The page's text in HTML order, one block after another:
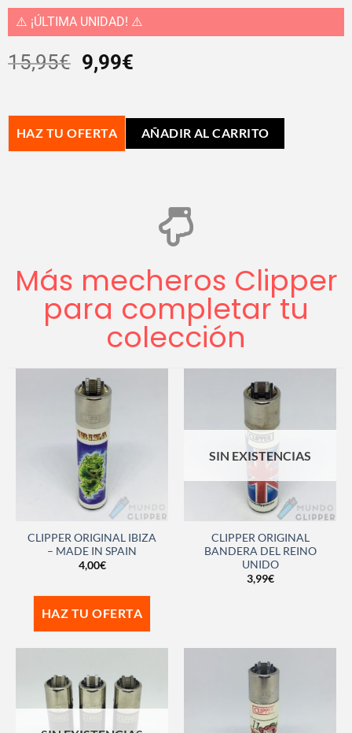
⚠️ ¡ÚLTIMA UNIDAD! ⚠️
15,95€ 9,99€
HAZ TU OFERTA AÑADIR AL CARRITO
Más mecheros Clipper
para completar tu
colección
CLIPPER ORIGINAL IBIZA
– MADE IN SPAIN
4,00€
HAZ TU OFERTA
SIN EXISTENCIAS
CLIPPER ORIGINAL
BANDERA DEL REINO
UNIDO
3,99€